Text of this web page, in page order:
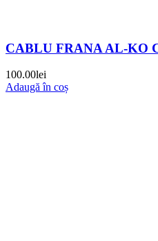
CABLU FRANA AL-KO
100.00lei
Adaugă în coș